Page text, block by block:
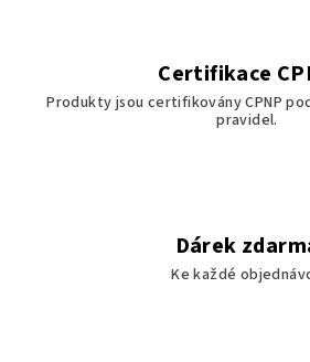
Certifikace
Produkty jsou certifikovány CPNP
pravidel.
Dárek
Ke každé